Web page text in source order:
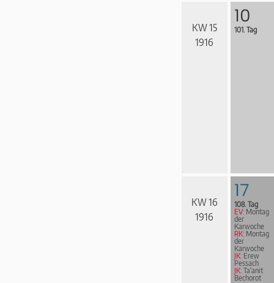
KW 15
1916
10
101. Tag
KW 16
1916
17
108. Tag
EV: Montag
der
Karwoche
RK: Montag
der
Karwoche
JK: Erew
Pessach
JK: Ta'anit
Bechorot